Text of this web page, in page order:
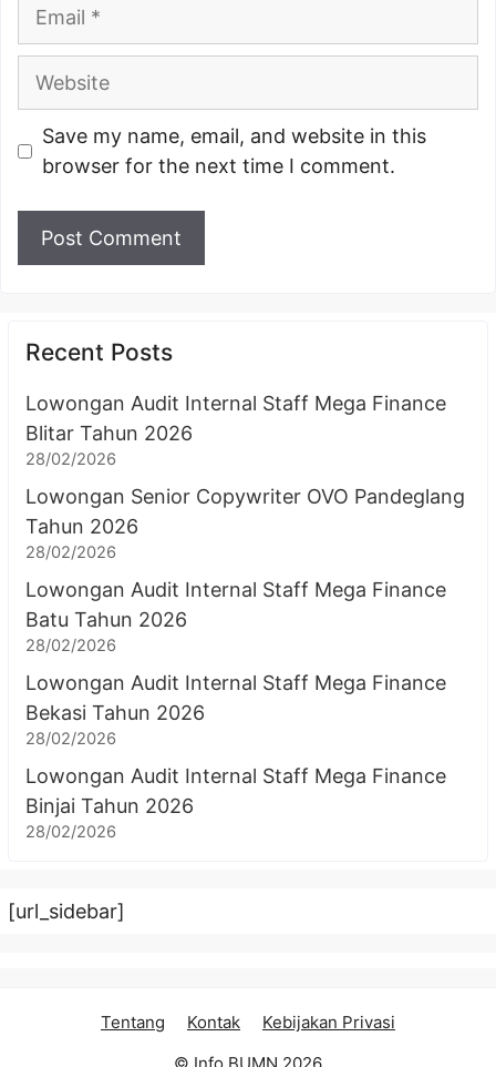
Website
Save my name, email, and website in this
browser for the next time I comment.
Recent Posts
Lowongan Audit Internal Staff Mega Finance
Blitar Tahun 2026
28/02/2026
Lowongan Senior Copywriter OVO Pandeglang
Tahun 2026
28/02/2026
Lowongan Audit Internal Staff Mega Finance
Batu Tahun 2026
28/02/2026
Lowongan Audit Internal Staff Mega Finance
Bekasi Tahun 2026
28/02/2026
Lowongan Audit Internal Staff Mega Finance
Binjai Tahun 2026
28/02/2026
[url_sidebar]
Tentang Kontak
Kebijakan Privasi